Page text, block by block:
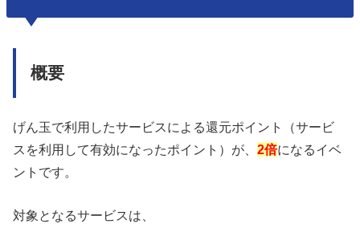
概要
げん玉で利用したサービスによる還元ポイント（サービ
スを利用して有効になったポイント）が、2倍になるイベ
ントです。
対象となるサービスは、